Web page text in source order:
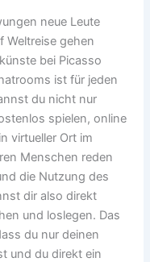
neue Leute
Weltreise gehen
bei Picasso
ist für jeden
du nicht nur
spielen, online
virtueller Ort im
Menschen reden
die Nutzung des
dir also direkt
und loslegen. Das
du nur deinen
und du direkt ein